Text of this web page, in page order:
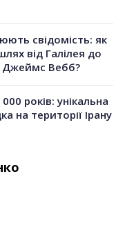
свідомість: як
від Галілея до
Джеймс Вебб?
років: унікальна
на території Ірану